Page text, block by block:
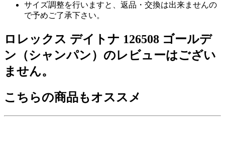
サイズ調整を行いますと、返品・交換は出来ませんの
で予めご了承下さい。
ロレックス デイトナ 126508 ゴールデ
ン（シャンパン）のレビューはござい
ません。
こちらの商品もオススメ